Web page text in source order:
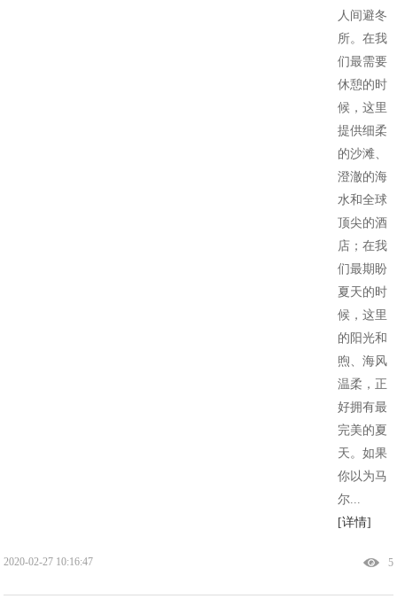
人间避冬
所。在我
们最需要
休憩的时
候，这里
提供细柔
的沙滩、
澄澈的海
水和全球
顶尖的酒
店；在我
们最期盼
夏天的时
候，这里
的阳光和
煦、海风
温柔，正
好拥有最
完美的夏
天。如果
你以为马
尔...
[详情]
5
2020-02-27 10:16:47